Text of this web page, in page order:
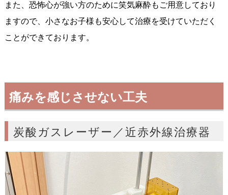
また、恐怖心が強い方のために笑気麻酔もご用意しており
ますので、小さなお子様も安心して治療を受けていただく
ことができております。
痛みを感じさせない工夫
炭酸ガスレーザー／近赤外線治療器